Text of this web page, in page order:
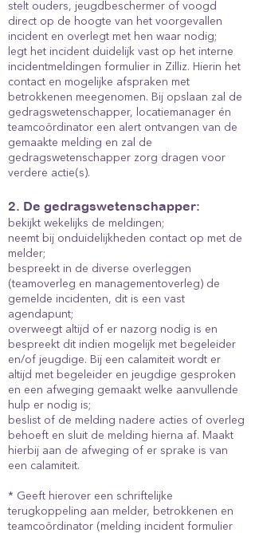
stelt ouders, jeugdbeschermer of voogd
direct op de hoogte van het voorgevallen
incident en overlegt met hen waar nodig;
legt het incident duidelijk vast op het interne
incidentmeldingen formulier in Zilliz. Hierin het
contact en mogelijke afspraken met
betrokkenen meegenomen. Bij opslaan zal de
gedragswetenschapper, locatiemanager én
teamcoördinator een alert ontvangen van de
gemaakte melding en zal de
gedragswetenschapper zorg dragen voor
verdere actie(s).
2. De gedragswetenschapper:
bekijkt wekelijks de meldingen;
neemt bij onduidelijkheden contact op met de
melder;
bespreekt in de diverse overleggen
(teamoverleg en managementoverleg) de
gemelde incidenten, dit is een vast
agendapunt;
overweegt altijd of er nazorg nodig is en
bespreekt dit indien mogelijk met begeleider
en/of jeugdige. Bij een calamiteit wordt er
altijd met begeleider en jeugdige gesproken
en een afweging gemaakt welke aanvullende
hulp er nodig is;
beslist of de melding nadere acties of overleg
behoeft en sluit de melding hierna af. Maakt
hierbij aan de afweging of er sprake is van
een calamiteit.
* Geeft hierover een schriftelijke
terugkoppeling aan melder, betrokkenen en
teamcoördinator (melding incident formulier